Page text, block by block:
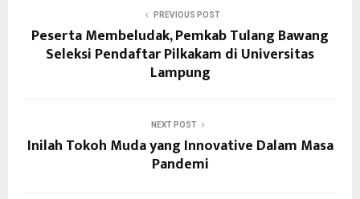
PREVIOUS POST
Peserta Membeludak, Pemkab Tulang Bawang
Seleksi Pendaftar Pilkakam di Universitas
Lampung
NEXT POST
Inilah Tokoh Muda yang Innovative Dalam Masa
Pandemi